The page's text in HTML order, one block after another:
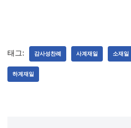
태그: 감사성찬례 사계재일 소재일
하계재일